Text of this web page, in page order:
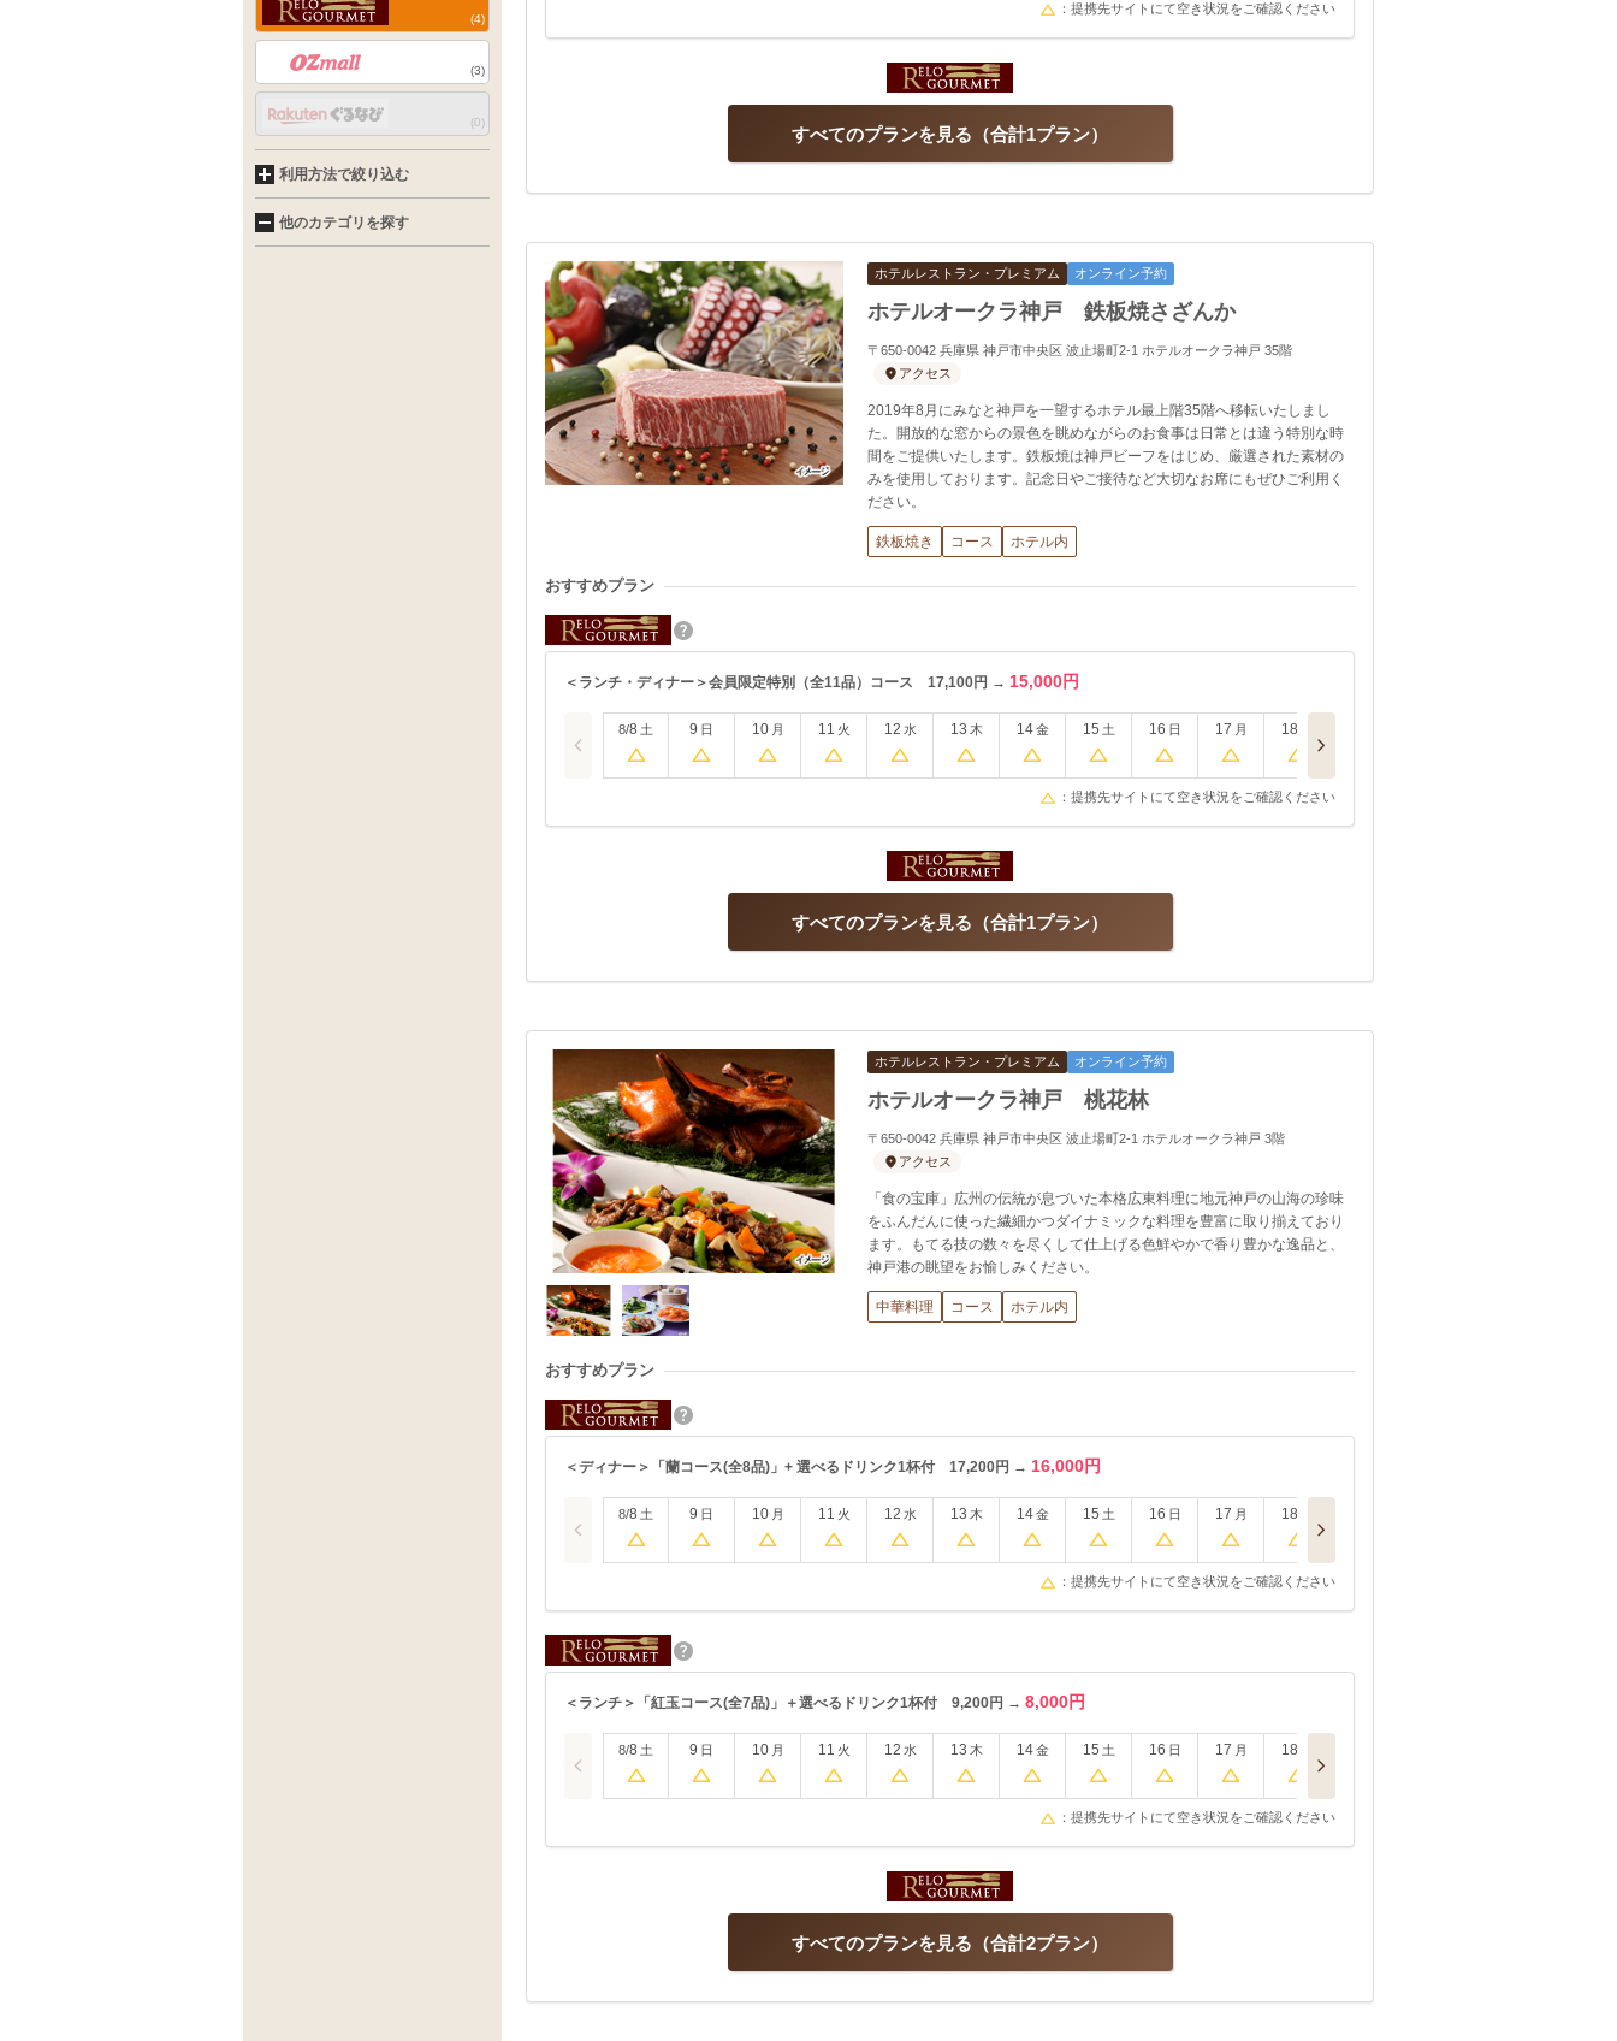
：提携先サイトにて空き状況をご確認ください
合計1プラン
すべてのプランを見る
ホテルレストラン・プレミアム オンライン予約
ホテルオークラ神戸 鉄板焼さざんか
〒650-0042 兵庫県 神戸市中央区 波止場町2-1 ホテルオークラ神戸 35階
アクセス
2019年8月にみなと神戸を一望するホテル最上階35階へ移転いたしまし
た。開放的な窓からの景色を眺めながらのお食事は日常とは違う特別な時
間をご提供いたします。鉄板焼は神戸ビーフをはじめ、厳選された素材の
みを使用しております。記念日やご接待など大切なお席にもぜひご利用く
ださい。
鉄板焼き コース ホテル内
おすすめプラン
＜ランチ・ディナー＞会員限定特別（全11品）コース 17,100円 → 15,000円
8/8 土 9 日 10 月 11 火 12 水 13 木 14 金 15 土 16 日 17 月 18
：提携先サイトにて空き状況をご確認ください
合計1プラン
すべてのプランを見る
ホテルレストラン・プレミアム オンライン予約
ホテルオークラ神戸 桃花林
〒650-0042 兵庫県 神戸市中央区 波止場町2-1 ホテルオークラ神戸 3階
アクセス
「食の宝庫」広州の伝統が息づいた本格広東料理に地元神戸の山海の珍味
をふんだんに使った繊細かつダイナミックな料理を豊富に取り揃えており
ます。もてる技の数々を尽くして仕上げる色鮮やかで香り豊かな逸品と、
神戸港の眺望をお愉しみください。
中華料理 コース ホテル内
おすすめプラン
＜ディナー＞「蘭コース(全8品)」+ 選べるドリンク1杯付 17,200円 → 16,000円
8/8 土 9 日 10 月 11 火 12 水 13 木 14 金 15 土 16 日 17 月 18
：提携先サイトにて空き状況をご確認ください
＜ランチ＞「紅玉コース(全7品)」＋選べるドリンク1杯付 9,200円 → 8,000円
8/8 土 9 日 10 月 11 火 12 水 13 木 14 金 15 土 16 日 17 月 18
：提携先サイトにて空き状況をご確認ください
合計2プラン
すべてのプランを見る
(4)
(3)
(0)
利用方法で絞り込む
他のカテゴリを探す